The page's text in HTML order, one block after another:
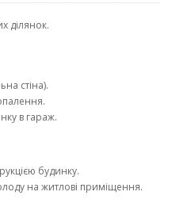
ділянок.
стіна).
в гараж.
будинку.
на житлові приміщення.